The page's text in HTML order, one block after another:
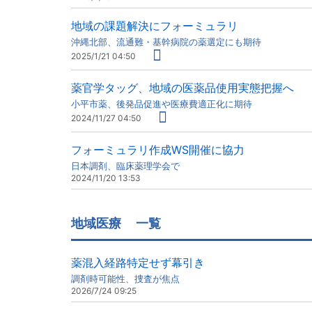
地域の課題解決にフォーミュラリ
沖縄北部、流通難・基幹病院の薬選定にも期待
2025/1/21 04:50
薬官学タッグ、地域の医薬品使用実態把握へ
小平市薬、後発品促進や医療費適正化に期待
2024/11/27 04:50
フォーミュラリ作成WS開催に協力
日本調剤、臨床薬理学会で
2024/11/20 13:53
地域医療 一覧
薬混入経路特定せず幕引き
調剤時可能性、捜査が焦点
2026/7/24 09:25